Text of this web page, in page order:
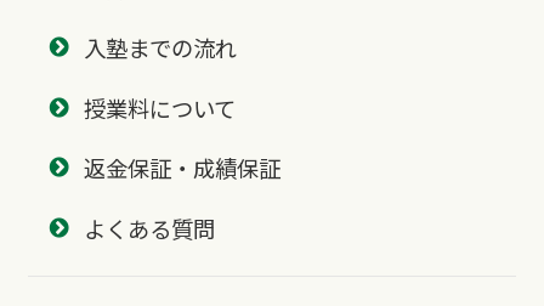
入塾までの流れ
授業料について
返金保証・成績保証
よくある質問